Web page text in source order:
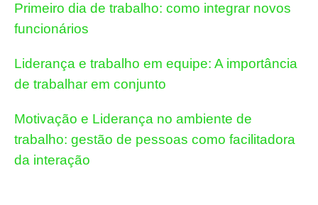
Primeiro dia de trabalho: como integrar novos
funcionários
Liderança e trabalho em equipe: A importância
de trabalhar em conjunto
Motivação e Liderança no ambiente de
trabalho: gestão de pessoas como facilitadora
da interação